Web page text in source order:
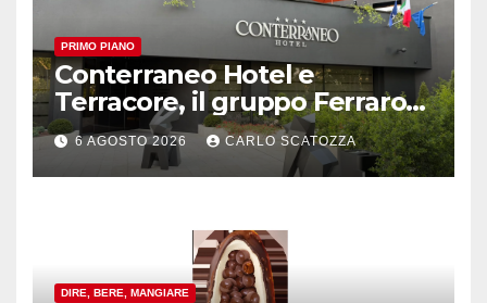
PRIMO PIANO
Conterraneo Hotel e
Terracore, il gruppo Ferraro
amplia l’ ospitalità e il gusto
alle porte di Caserta
6 AGOSTO 2026 CARLO SCATOZZA
DIRE, BERE, MANGIARE